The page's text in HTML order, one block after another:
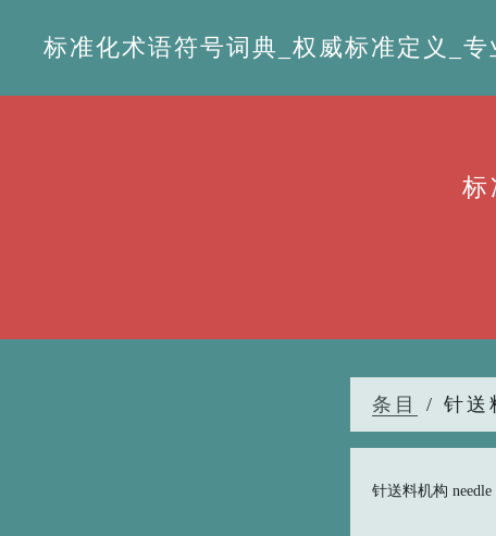
标准化术语符号词典_权威标准定义_
标
条目 / 针送
针送料机构 needle